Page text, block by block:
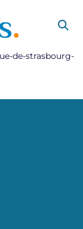
de-strasbourg-